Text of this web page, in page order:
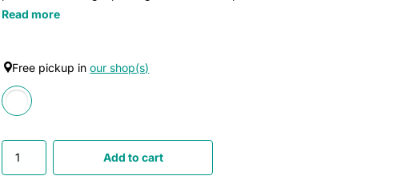
Read more
Free pickup inour shop(s)
Add to cart